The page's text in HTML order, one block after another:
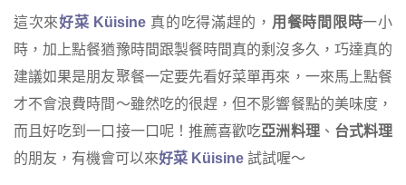
這次來好菜 Küisine 真的吃得滿趕的， 用餐時間限時一小
時，加上點餐猶豫時間跟製餐時間真的剩沒多久，巧達真的
建議如果是朋友聚餐一定要先看好菜單再來，一來馬上點餐
才不會浪費時間～雖然吃的很趕，但不影響餐點的美味度，
而且好吃到一口接一口呢！推薦喜歡吃亞洲料理、 台式料理
的朋友，有機會可以來好菜 Küisine 試試喔～